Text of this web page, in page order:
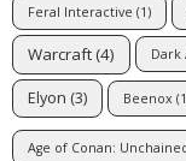
Feral Interactive (1)
Warcraft (4) Dark
Elyon (3) Beenox
Age of Conan: